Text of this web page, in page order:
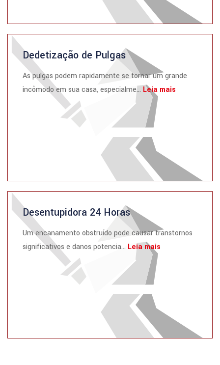
Dedetização de Pulgas
As pulgas podem rapidamente se tornar um grande
incômodo em sua casa, especialme... Leia mais
Desentupidora 24 Horas
Um encanamento obstruído pode causar transtornos
significativos e danos potencia... Leia mais